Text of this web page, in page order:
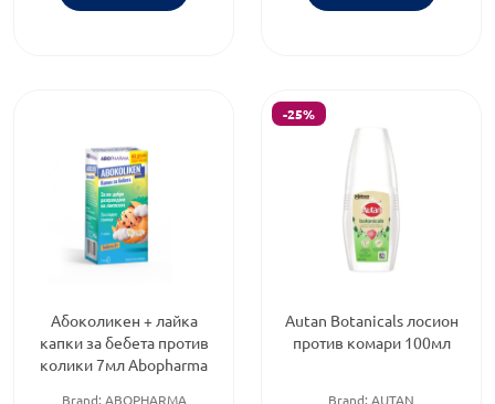
Абоколикен + лайка
капки за бебета против
колики 7мл Abopharma
Brand: ABOPHARMA
-25%
Autan Botanicals лосион
против комари 100мл
Brand: AUTAN